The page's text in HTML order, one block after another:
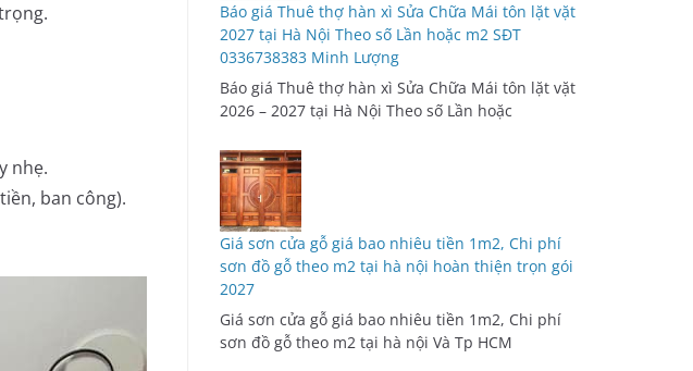
nhẹ.
ban công).
Báo giá Thuê thợ hàn xì Sửa Chữa Mái tôn lặt vặt
2027 tại Hà Nội Theo số Lần hoặc m2 SĐT
0336738383 Minh Lượng
Báo giá Thuê thợ hàn xì Sửa Chữa Mái tôn lặt vặt
2026 – 2027 tại Hà Nội Theo số Lần hoặc
Giá sơn cửa gỗ giá bao nhiêu tiền 1m2, Chi phí
sơn đồ gỗ theo m2 tại hà nội hoàn thiện trọn gói
2027
Giá sơn cửa gỗ giá bao nhiêu tiền 1m2, Chi phí
sơn đồ gỗ theo m2 tại hà nội Và Tp HCM